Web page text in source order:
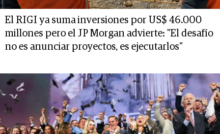
El RIGI ya suma inversiones por US$ 46.000
millones pero el JP Morgan advierte: "El desafío
no es anunciar proyectos, es ejecutarlos"